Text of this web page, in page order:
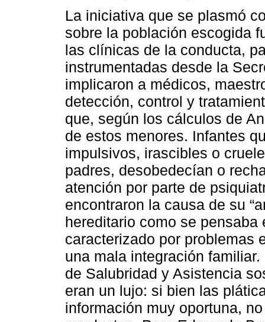
La iniciativa que se plasmó
sobre la población escogida
las clínicas de la conducta,
instrumentadas desde la
implicaron a médicos,
detección, control y
que, según los cálculos de
de estos menores. Infantes
impulsivos, irascibles o
padres, desobedecían o
atención por parte de
encontraron la causa de su
hereditario como se
caracterizado por problemas
una mala integración
de Salubridad y Asistencia
eran un lujo: si bien las
información muy oportuna,